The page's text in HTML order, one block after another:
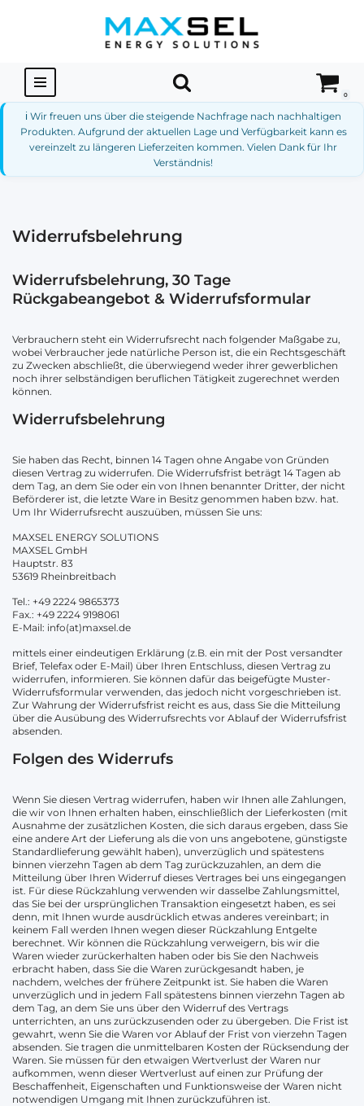
springen
0
ℹ️ Wir freuen uns über die steigende Nachfrage nach nachhaltigen
Produkten. Aufgrund der aktuellen Lage und Verfügbarkeit kann es
vereinzelt zu längeren Lieferzeiten kommen. Vielen Dank für Ihr
Verständnis!
Widerrufsbelehrung
Widerrufsbelehrung, 30 Tage
Rückgabeangebot & Widerrufsformular
Verbrauchern steht ein Widerrufsrecht nach folgender Maßgabe zu,
wobei Verbraucher jede natürliche Person ist, die ein Rechtsgeschäft
zu Zwecken abschließt, die überwiegend weder ihrer gewerblichen
noch ihrer selbständigen beruflichen Tätigkeit zugerechnet werden
können.
Widerrufsbelehrung
Sie haben das Recht, binnen 14 Tagen ohne Angabe von Gründen
diesen Vertrag zu widerrufen. Die Widerrufsfrist beträgt 14 Tagen ab
dem Tag, an dem Sie oder ein von Ihnen benannter Dritter, der nicht
Beförderer ist, die letzte Ware in Besitz genommen haben bzw. hat.
Um Ihr Widerrufsrecht auszuüben, müssen Sie uns:
MAXSEL ENERGY SOLUTIONS
MAXSEL GmbH
Hauptstr. 83
53619 Rheinbreitbach
Tel.: +49 2224 9865373
Fax.: +49 2224 9198061
E-Mail: info(at)maxsel.de
mittels einer eindeutigen Erklärung (z.B. ein mit der Post versandter
Brief, Telefax oder E-Mail) über Ihren Entschluss, diesen Vertrag zu
widerrufen, informieren. Sie können dafür das beigefügte Muster-
Widerrufsformular verwenden, das jedoch nicht vorgeschrieben ist.
Zur Wahrung der Widerrufsfrist reicht es aus, dass Sie die Mitteilung
über die Ausübung des Widerrufsrechts vor Ablauf der Widerrufsfrist
absenden.
Folgen des Widerrufs
Wenn Sie diesen Vertrag widerrufen, haben wir Ihnen alle Zahlungen,
die wir von Ihnen erhalten haben, einschließlich der Lieferkosten (mit
Ausnahme der zusätzlichen Kosten, die sich daraus ergeben, dass Sie
eine andere Art der Lieferung als die von uns angebotene, günstigste
Standardlieferung gewählt haben), unverzüglich und spätestens
binnen vierzehn Tagen ab dem Tag zurückzuzahlen, an dem die
Mitteilung über Ihren Widerruf dieses Vertrages bei uns eingegangen
ist. Für diese Rückzahlung verwenden wir dasselbe Zahlungsmittel,
das Sie bei der ursprünglichen Transaktion eingesetzt haben, es sei
denn, mit Ihnen wurde ausdrücklich etwas anderes vereinbart; in
keinem Fall werden Ihnen wegen dieser Rückzahlung Entgelte
berechnet. Wir können die Rückzahlung verweigern, bis wir die
Waren wieder zurückerhalten haben oder bis Sie den Nachweis
erbracht haben, dass Sie die Waren zurückgesandt haben, je
nachdem, welches der frühere Zeitpunkt ist. Sie haben die Waren
unverzüglich und in jedem Fall spätestens binnen vierzehn Tagen ab
dem Tag, an dem Sie uns über den Widerruf des Vertrags
unterrichten, an uns zurückzusenden oder zu übergeben. Die Frist ist
gewahrt, wenn Sie die Waren vor Ablauf der Frist von vierzehn Tagen
absenden. Sie tragen die unmittelbaren Kosten der Rücksendung der
Waren. Sie müssen für den etwaigen Wertverlust der Waren nur
aufkommen, wenn dieser Wertverlust auf einen zur Prüfung der
Beschaffenheit, Eigenschaften und Funktionsweise der Waren nicht
notwendigen Umgang mit Ihnen zurückzuführen ist.